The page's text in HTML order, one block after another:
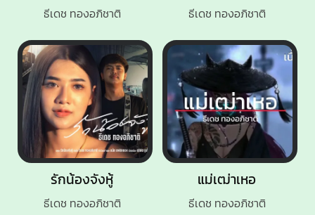
ธีเดช ทองอภิชาติ
ธีเดช ทองอภิชาติ
แม่เฒ่าเหอ
ธีเดช ทองอภิชาติ
รักน้องจังหู้
ธีเดช ทองอภิชาติ